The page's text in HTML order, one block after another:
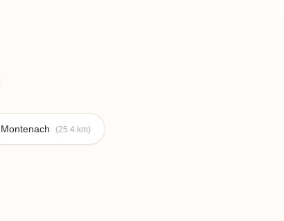
Montenach (25.4 km)